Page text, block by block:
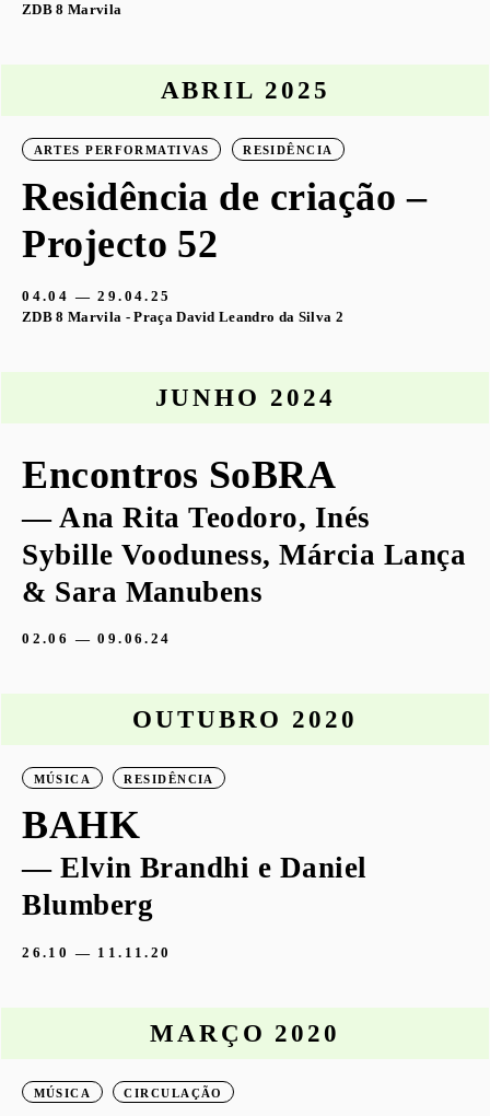
ZDB 8 Marvila
ABRIL 2025
ARTES PERFORMATIVAS RESIDÊNCIA
Residência de criação –
Projecto 52
04.04 — 29.04.25
ZDB 8 Marvila - Praça David Leandro da Silva 2
JUNHO 2024
Encontros SoBRA
— Ana Rita Teodoro, Inés
Sybille Vooduness, Márcia Lança
& Sara Manubens
02.06 — 09.06.24
OUTUBRO 2020
MÚSICA RESIDÊNCIA
BAHK
— Elvin Brandhi e Daniel
Blumberg
26.10 — 11.11.20
MARÇO 2020
MÚSICA CIRCULAÇÃO